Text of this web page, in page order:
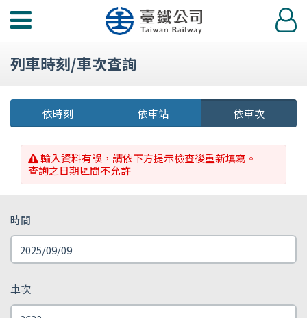
功
選
登
入
列車時刻/車次查詢
依時刻 依車站 依車次
輸入資料有誤，請依下方提示檢查後重新填寫。
查詢之日期區間不允許
時間
車次